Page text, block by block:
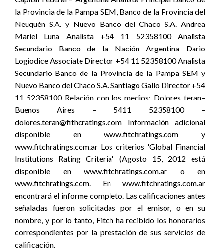
la Provincia de la Pampa SEM, Banco de la Provincia del
Neuquén S.A. y Nuevo Banco del Chaco S.A. Andrea
Mariel Luna Analista +54 11 52358100 Analista
Secundario Banco de la Nación Argentina Dario
Logiodice Associate Director +54 11 52358100 Analista
Secundario Banco de la Provincia de la Pampa SEM y
Nuevo Banco del Chaco S.A. Santiago Gallo Director +54
11 52358100 Relación con los medios: Dolores teran–
Buenos Aires – 5411 52358100 –
dolores.teran@fithcratings.com Información adicional
disponible en www.fitchratings.com y
www.fitchratings.com.ar Los criterios 'Global Financial
Institutions Rating Criteria' (Agosto 15, 2012 está
disponible en www.fitchratings.com.ar o en
www.fitchratings.com. En www.fitchratings.com.ar
encontrará el informe completo. Las calificaciones antes
señaladas fueron solicitadas por el emisor, o en su
nombre, y por lo tanto, Fitch ha recibido los honorarios
correspondientes por la prestación de sus servicios de
calificación.